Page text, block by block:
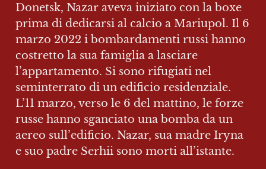
Donetsk, Nazar aveva iniziato con la boxe
prima di dedicarsi al calcio a Mariupol. Il 6
marzo 2022 i bombardamenti russi hanno
costretto la sua famiglia a lasciare
l’appartamento. Si sono rifugiati nel
seminterrato di un edificio residenziale.
L’11 marzo, verso le 6 del mattino, le forze
russe hanno sganciato una bomba da un
aereo sull’edificio. Nazar, sua madre Iryna
e suo padre Serhii sono morti all’istante.